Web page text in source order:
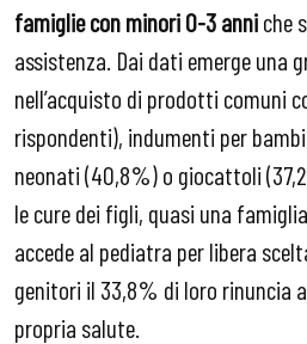
famiglie con minori 0-3 anniche
assistenza. Dai dati emerge una
nell’acquisto di prodotti comuni
rispondenti), indumenti per
neonati (40,8%) o giocattoli
le cure dei figli, quasi una
accede al pediatra per libera
genitori il 33,8% di loro rinuncia
propria salute.